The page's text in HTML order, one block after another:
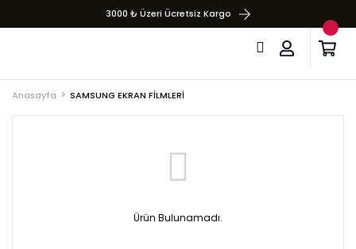
3000 ₺ Üzeri Ücretsiz Kargo
Anasayfa SAMSUNG EKRAN FİLMLERİ
Ürün Bulunamadı.